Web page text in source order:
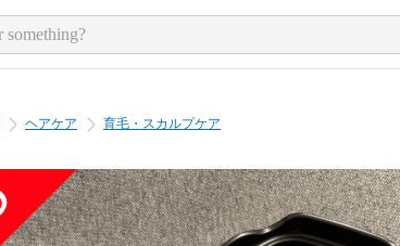
ヘアケア 育毛・スカルプケア